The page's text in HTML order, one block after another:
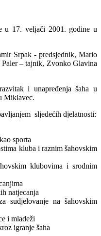
u 17. veljači 2001. godine u
Srpak - predsjednik, Mario
– tajnik, Zvonko Glavina
i unapređenja šaha u
Miklavec.
sljedećih djelatnosti:
sporta
kluba i raznim šahovskim
klubovima i srodnim
natjecanja
sudjelovanje na šahovskim
i mladeži
igranje šaha